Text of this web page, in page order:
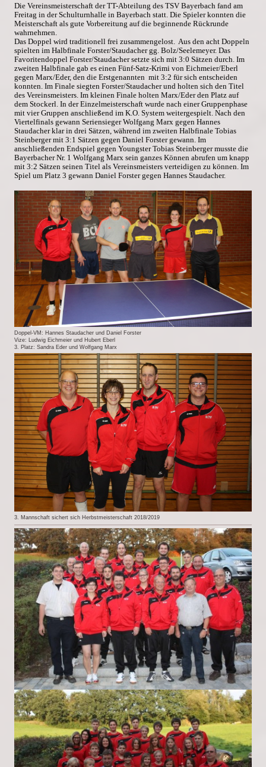
Die Vereinsmeisterschaft der TT-Abteilung des TSV Bayerbach fand am
Freitag in der Schulturnhalle in Bayerbach statt. Die Spieler konnten die
Meisterschaft als gute Vorbereitung auf die beginnende Rückrunde
wahrnehmen.
Das Doppel wird traditionell frei zusammengelost. Aus den acht Doppeln
spielten im Halbfinale Forster/Staudacher gg. Bolz/Seelemeyer. Das
Favoritendoppel Forster/Staudacher setzte sich mit 3:0 Sätzen durch. Im
zweiten Halbfinale gab es einen Fünf-Satz-Krimi von Eichmeier/Eberl
gegen Marx/Eder, den die Erstgenannten mit 3:2 für sich entscheiden
konnten. Im Finale siegten Forster/Staudacher und holten sich den Titel
des Vereinsmeisters. Im kleinen Finale holten Marx/Eder den Platz auf
dem Stockerl. In der Einzelmeisterschaft wurde nach einer Gruppenphase
mit vier Gruppen anschließend im K.O. System weitergespielt. Nach den
Viertelfinals gewann Seriensieger Wolfgang Marx gegen Hannes
Staudacher klar in drei Sätzen, während im zweiten Halbfinale Tobias
Steinberger mit 3:1 Sätzen gegen Daniel Forster gewann. Im
anschließenden Endspiel gegen Youngster Tobias Steinberger musste die
Bayerbacher Nr. 1 Wolfgang Marx sein ganzes Können abrufen um knapp
mit 3:2 Sätzen seinen Titel als Vereinsmeisters verteidigen zu können. Im
Spiel um Platz 3 gewann Daniel Forster gegen Hannes Staudacher.
Doppel-VM: Hannes Staudacher und Daniel Forster
Vize: Ludwig Eichmeier und Hubert Eberl
3. Platz: Sandra Eder und Wolfgang Marx
3. Mannschaft sichert sich Herbstmeisterschaft 2018/2019